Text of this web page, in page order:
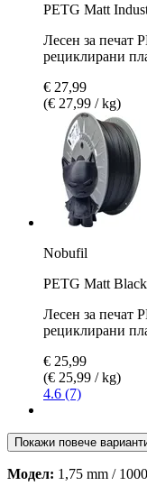
PETG Matt
Лесен за печат
рециклирани
€ 27,99
(€ 27,99 / kg)
Nobufil
PETG Matt Black
Лесен за печат
рециклирани
€ 25,99
(€ 25,99 / kg)
4.6 (7)
Покажи повече
Модел: 1,75 mm /